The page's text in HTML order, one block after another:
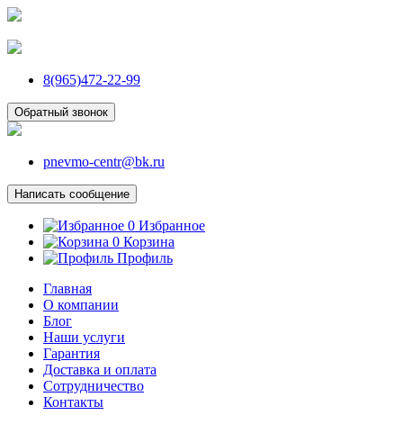
8(965)472-22-99
Обратный звонок
pnevmo-centr@bk.ru
Написать сообщение
0 Избранное
0 Корзина
Профиль
Главная
О компании
Блог
Наши услуги
Гарантия
Доставка и оплата
Сотрудничество
Контакты